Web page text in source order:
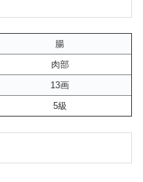
腸
肉部
13画
5級